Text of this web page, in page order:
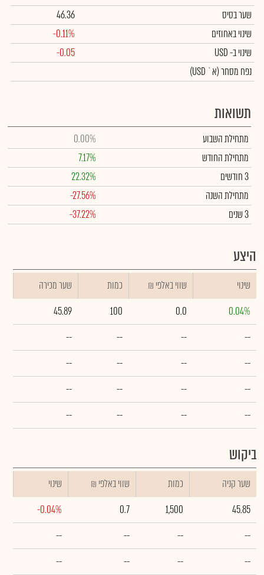
שער בסיס
46.36
שינוי באחוזים
-0.11%
שינויב- USD
-0.05
נפח מסחר(א` USD)
תשואות
מתחילת השבוע
0.00%
מתחילת החודש
7.17%
3 חודשים
22.32%
מתחילת השנה
-27.56%
3 שנים
-37.22%
היצע
שינוי ₪ שווי באלפי כמות
שער מכירה
0.04%
0.0
100
45.89
--
--
--
--
--
--
--
--
--
--
--
--
--
--
--
--
ביקוש
שער קניה כמות ₪ שווי באלפי
שינוי
45.85
1,500
0.7
-0.04%
--
--
--
--
--
--
--
--